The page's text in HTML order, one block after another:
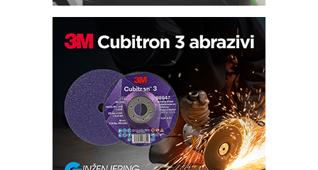
Automatizacija pakovanja · Display
(Shelf-Ready) omotnice
Potpuna efikasnost bez složenih
sistema
Trajna oznaka kao dugoročna korist
Bezbednost na prvom mestu!